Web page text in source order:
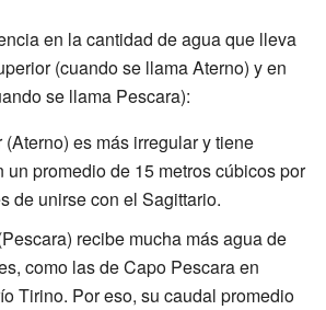
en la cantidad de agua que lleva
(cuando se llama Aterno) y en
se llama Pescara):
es más irregular y tiene
un promedio de 15 metros cúbicos por
de unirse con el Sagittario.
recibe mucha más agua de
como las de Capo Pescara en
Tirino. Por eso, su caudal promedio